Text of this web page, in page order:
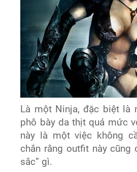
Là một Ninja, đặc biệt là
phô bày da thịt quá mức
này là một việc không
chắn rằng outfit này cũng
sắc” gì.